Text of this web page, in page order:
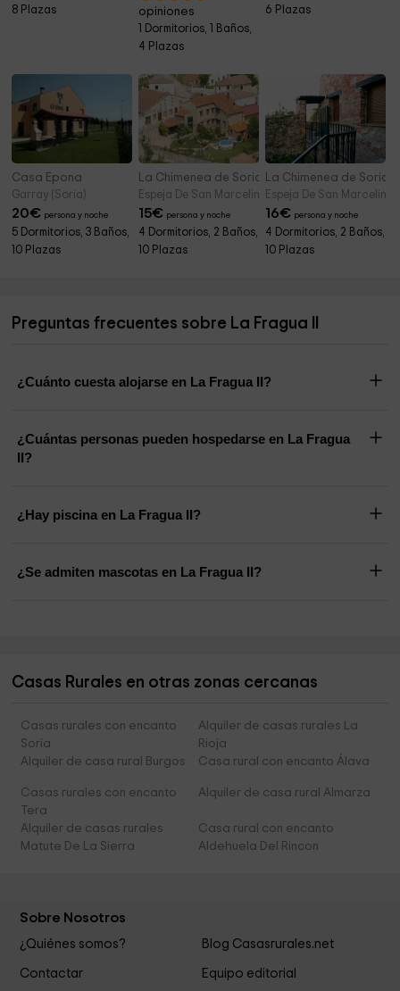
8 Plazas
opiniones
1 Dormitorios, 1 Baños,
4 Plazas
6 Plazas
Casa Epona
Garray (Soria)
20€ persona y noche
5 Dormitorios, 3 Baños,
10 Plazas
La Chimenea de Soria I
Espeja De San Marcelino (Soria)
15€ persona y noche
4 Dormitorios, 2 Baños,
10 Plazas
La Chimenea de Soria II
Espeja De San Marcelino
16€ persona y noche
4 Dormitorios, 2 Baños,
10 Plazas
Preguntas frecuentes sobre La Fragua II
¿Cuánto cuesta alojarse en La Fragua II?
¿Cuántas personas pueden hospedarse en La Fragua
II?
¿Hay piscina en La Fragua II?
¿Se admiten mascotas en La Fragua II?
Casas Rurales en otras zonas cercanas
Casas rurales con encanto
Soria
Alquiler de casas rurales La
Rioja
Alquiler de casa rural Burgos
Casa rural con encanto Álava
Casas rurales con encanto
Tera
Alquiler de casa rural Almarza
Alquiler de casas rurales
Matute De La Sierra
Casa rural con encanto
Aldehuela Del Rincon
Sobre Nosotros
¿Quiénes somos? Blog Casasrurales.net
Contactar
Equipo editorial